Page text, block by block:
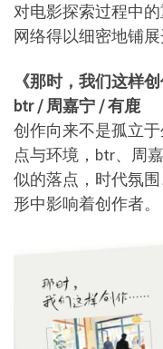
对电影探索过程中
网络得以细密地铺展
《那时，我们这样创
btr / 周嘉宁 / 有鹿
创作向来不是孤立
点与环境，btr、周
似的落点，时代氛
形中影响着创作者。